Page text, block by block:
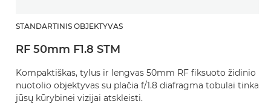
STANDARTINIS OBJEKTYVAS
RF 50mm F1.8 STM
Kompaktiškas, tylus ir lengvas 50mm RF fiksuoto židinio
nuotolio objektyvas su plačia f/1.8 diafragma tobulai tinka
jūsų kūrybinei vizijai atskleisti.